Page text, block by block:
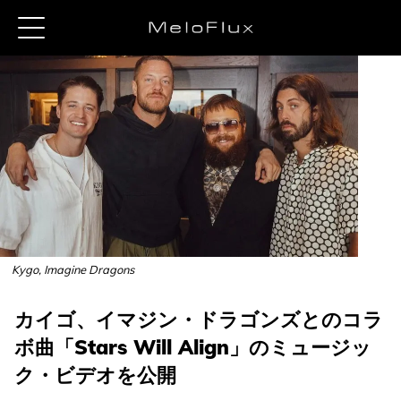
Kygo, Imagine Dragons
カイゴ、イマジン・ドラゴンズとのコラ
ボ曲「Stars Will Align」のミュージッ
ク・ビデオを公開